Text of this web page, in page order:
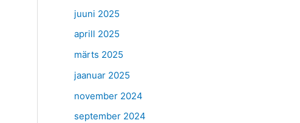
juuni 2025
aprill 2025
märts 2025
jaanuar 2025
november 2024
september 2024